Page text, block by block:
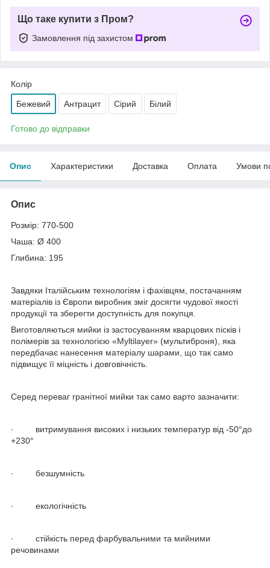
Що таке купити з Пром?
Замовлення під захистом
Колір
Бежевий Антрацит Сірий Білий
Готово до відправки
Опис Характеристики Доставка Оплата Умови
Опис
Розмір: 770-500
Чаша: Ø 400
Глибина: 195
Завдяки Італійським технологіям і фахівцям, постачанням
матеріалів із Європи виробник зміг досягти чудової якості
продукції та зберегти доступність для покупця.
Виготовляються мийки із застосуванням кварцових пісків і
полімерів за технологією «Myltilayer» (мультиброня), яка
передбачає нанесення матеріалу шарами, що так само
підвищує її міцність і довговічність.
Серед переваг гранітної мийки так само варто зазначити:
· витримування високих і низьких температур від -50°до
+230°
· безшумність
· екологічність
· стійкість перед фарбувальними та мийними
речовинами